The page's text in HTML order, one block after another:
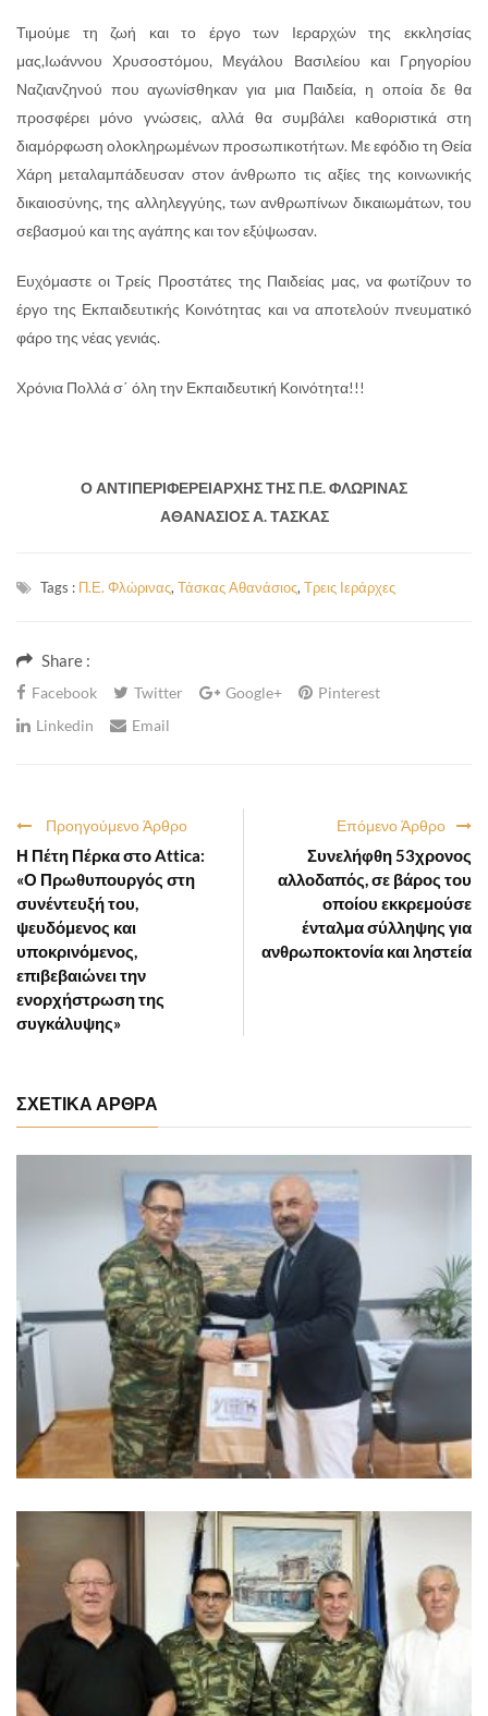
Τιμούμε τη ζωή και το έργο των Ιεραρχών της εκκλησίας
μας,Ιωάννου Χρυσοστόμου, Μεγάλου Βασιλείου και Γρηγορίου
Ναζιανζηνού που αγωνίσθηκαν για μια Παιδεία, η οποία δε θα
προσφέρει μόνο γνώσεις, αλλά θα συμβάλει καθοριστικά στη
διαμόρφωση ολοκληρωμένων προσωπικοτήτων. Με εφόδιο τη Θεία
Χάρη μεταλαμπάδευσαν στον άνθρωπο τις αξίες της κοινωνικής
δικαιοσύνης, της αλληλεγγύης, των ανθρωπίνων δικαιωμάτων, του
σεβασμού και της αγάπης και τον εξύψωσαν.
Ευχόμαστε οι Τρείς Προστάτες της Παιδείας μας, να φωτίζουν το
έργο της Εκπαιδευτικής Κοινότητας και να αποτελούν πνευματικό
φάρο της νέας γενιάς.
Χρόνια Πολλά σ΄ όλη την Εκπαιδευτική Κοινότητα!!!
Ο ΑΝΤΙΠΕΡΙΦΕΡΕΙΑΡΧΗΣ ΤΗΣ Π.Ε. ΦΛΩΡΙΝΑΣ
ΑΘΑΝΑΣΙΟΣ Α. ΤΑΣΚΑΣ
Tags : Π.Ε. Φλώρινας, Τάσκας Αθανάσιος, Τρεις Ιεράρχες
Share :
Facebook Twitter Google+
Pinterest
Linkedin
Email
Επόμενο Άρθρο
Συνελήφθη 53χρονος
αλλοδαπός, σε βάρος του
οποίου εκκρεμούσε
ένταλμα σύλληψης για
ανθρωποκτονία και ληστεία
Προηγούμενο Άρθρο
Η Πέτη Πέρκα στο Attica:
«Ο Πρωθυπουργός στη
συνέντευξή του,
ψευδόμενος και
υποκρινόμενος,
επιβεβαιώνει την
ενορχήστρωση της
συγκάλυψης»
ΣΧΕΤΙΚΑ ΑΡΘΡΑ